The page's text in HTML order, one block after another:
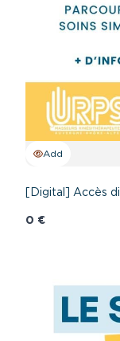
Add
[Digital] Accès
0 €